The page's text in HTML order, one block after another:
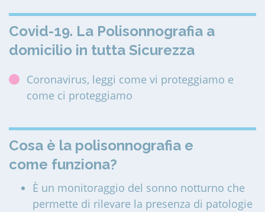
Covid-19. La Polisonnografia a
domicilio in tutta Sicurezza
Coronavirus, leggi come vi proteggiamo e
come ci proteggiamo
Cosa è la polisonnografia e
come funziona?
È un monitoraggio del sonno notturno che
permette di rilevare la presenza di patologie